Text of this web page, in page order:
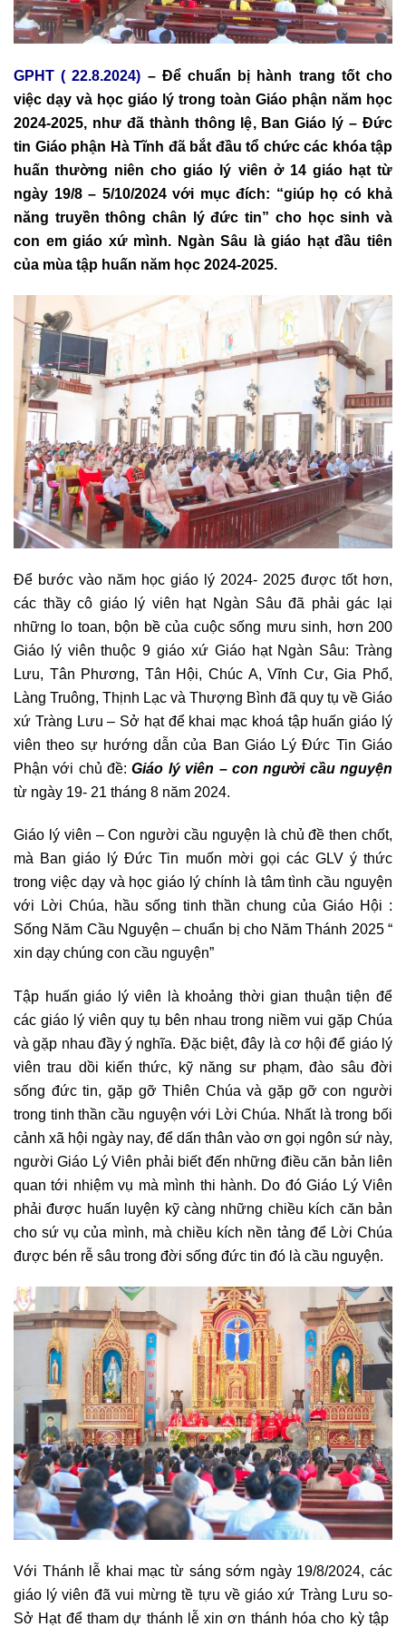
GPHT ( 22.8.2024) – Để chuẩn bị hành trang tốt cho
việc dạy và học giáo lý trong toàn Giáo phận năm học
2024-2025, như đã thành thông lệ, Ban Giáo lý – Đức
tin Giáo phận Hà Tĩnh đã bắt đầu tổ chức các khóa tập
huấn thường niên cho giáo lý viên ở 14 giáo hạt từ
ngày 19/8 – 5/10/2024 với mục đích: “giúp họ có khả
năng truyền thông chân lý đức tin” cho học sinh và
con em giáo xứ mình. Ngàn Sâu là giáo hạt đầu tiên
của mùa tập huấn năm học 2024-2025.
Để bước vào năm học giáo lý 2024- 2025 được tốt hơn,
các thầy cô giáo lý viên hạt Ngàn Sâu đã phải gác lại
những lo toan, bộn bề của cuộc sống mưu sinh, hơn 200
Giáo lý viên thuộc 9 giáo xứ Giáo hạt Ngàn Sâu: Tràng
Lưu, Tân Phương, Tân Hội, Chúc A, Vĩnh Cư, Gia Phổ,
Làng Truông, Thịnh Lạc và Thượng Bình đã quy tụ về Giáo
xứ Tràng Lưu – Sở hạt để khai mạc khoá tập huấn giáo lý
viên theo sự hướng dẫn của Ban Giáo Lý Đức Tin Giáo
Phận với chủ đề:Giáo lý viên – con người cầu nguyện
từ ngày 19- 21 tháng 8 năm 2024.
Giáo lý viên – Con người cầu nguyện là chủ đề then chốt,
mà Ban giáo lý Đức Tin muốn mời gọi các GLV ý thức
trong việc dạy và học giáo lý chính là tâm tình cầu nguyện
với Lời Chúa, hầu sống tinh thần chung của Giáo Hội :
Sống Năm Cầu Nguyện – chuẩn bị cho Năm Thánh 2025 “
xin dạy chúng con cầu nguyện”
Tập huấn giáo lý viên là khoảng thời gian thuận tiện để
các giáo lý viên quy tụ bên nhau trong niềm vui gặp Chúa
và gặp nhau đầy ý nghĩa. Đặc biệt, đây là cơ hội để giáo lý
viên trau dồi kiến thức, kỹ năng sư phạm, đào sâu đời
sống đức tin, gặp gỡ Thiên Chúa và gặp gỡ con người
trong tinh thần cầu nguyện với Lời Chúa. Nhất là trong bối
cảnh xã hội ngày nay, để dấn thân vào ơn gọi ngôn sứ này,
người Giáo Lý Viên phải biết đến những điều căn bản liên
quan tới nhiệm vụ mà mình thi hành. Do đó Giáo Lý Viên
phải được huấn luyện kỹ càng những chiều kích căn bản
cho sứ vụ của mình, mà chiều kích nền tảng để Lời Chúa
được bén rễ sâu trong đời sống đức tin đó là cầu nguyện.
Với Thánh lễ khai mạc từ sáng sớm ngày 19/8/2024, các
giáo lý viên đã vui mừng tề tựu về giáo xứ Tràng Lưu so-
Sở Hạt để tham dự thánh lễ xin ơn thánh hóa cho kỳ tập